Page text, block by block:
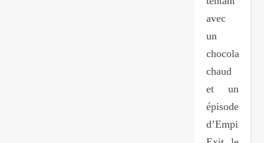
avec
un
chocolat
chaud
et un
épisode
d’Empire).